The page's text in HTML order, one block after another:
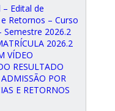
– Edital de
Retornos – Curso
Semestre 2026.2
2026.2
VÍDEO
RESULTADO
POR
E RETORNOS